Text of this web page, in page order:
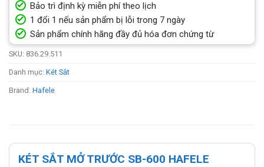
Bảo trì định kỳ miễn phí theo lịch
1 đổi 1 nếu sản phẩm bị lỗi trong 7 ngày
Sản phẩm chính hãng đầy đủ hóa đơn chứng từ
SKU: 836.29.511
Danh mục: Két Sắt
Brand: Hafele
KÉT SẮT MỞ TRƯỚC SB-600 HAFELE